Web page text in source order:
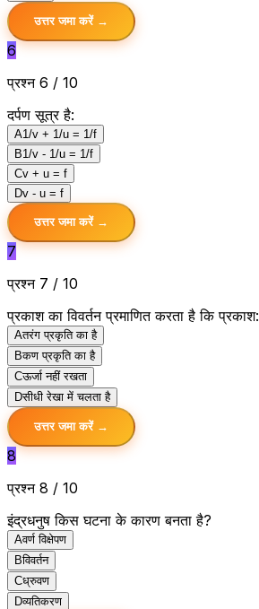
उत्तर जमा करें →
6
प्रश्न 6 / 10
दर्पण सूत्र है:
A1/v + 1/u = 1/f
B1/v - 1/u = 1/f
Cv + u = f
Dv - u = f
उत्तर जमा करें →
7
प्रश्न 7 / 10
प्रकाश का विवर्तन प्रमाणित करता है कि प्रकाश:
Aतरंग प्रकृति का है
Bकण प्रकृति का है
Cऊर्जा नहीं रखता
Dसीधी रेखा में चलता है
उत्तर जमा करें →
8
प्रश्न 8 / 10
इंद्रधनुष किस घटना के कारण बनता है?
Aवर्ण विक्षेपण
Bविवर्तन
Cध्रुवण
Dव्यतिकरण